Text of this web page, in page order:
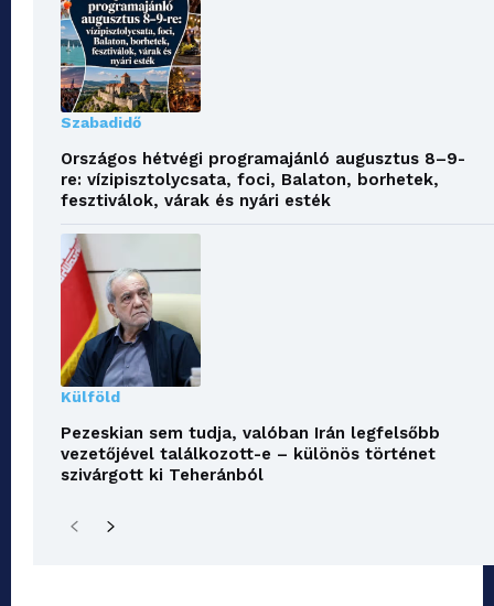
Szabadidő
Országos hétvégi programajánló augusztus 8–9-
re: vízipisztolycsata, foci, Balaton, borhetek,
fesztiválok, várak és nyári esték
Külföld
Pezeskian sem tudja, valóban Irán legfelsőbb
vezetőjével találkozott-e – különös történet
szivárgott ki Teheránból